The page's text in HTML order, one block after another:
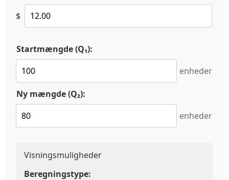
$
Startmængde (Q₁):
enheder
Ny mængde (Q₂):
enheder
Visningsmuligheder
Beregningstype: